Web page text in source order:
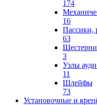
174
16
Пассики,
63
Шестерни
3
Узлы
11
Шлейфы
73
Установочные и